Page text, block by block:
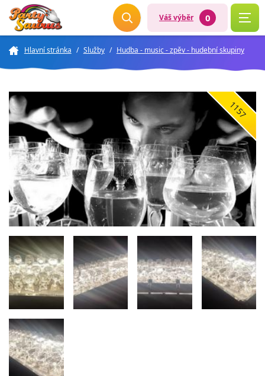
Váš výběr 0
Hlavní stránka / Služby / Hudba - music - zpěv - hudební skupiny
1157